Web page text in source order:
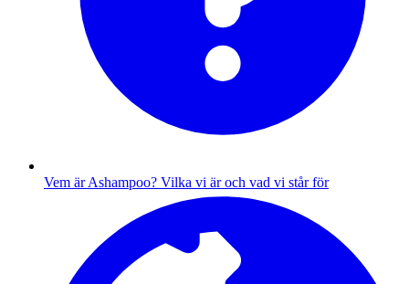
Vem är Ashampoo? Vilka vi är och vad vi står för